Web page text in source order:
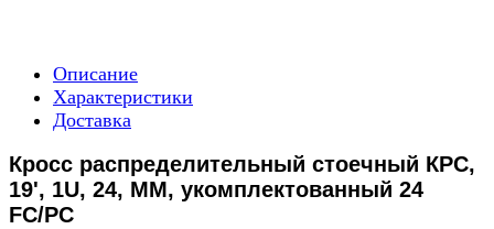
Описание
Характеристики
Доставка
Кросс распределительный стоечный КРС,
19', 1U, 24, MM, укомплектованный 24
FC/PC